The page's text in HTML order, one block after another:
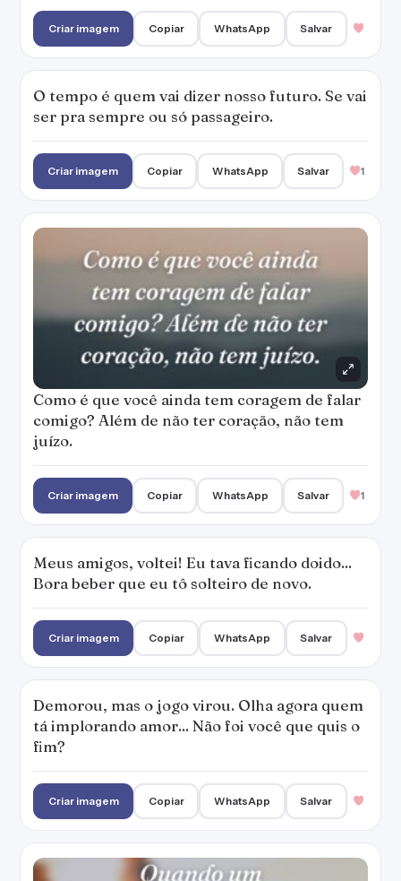
Criar imagem Copiar WhatsApp Salvar
O tempo é quem vai dizer nosso futuro. Se vai
ser pra sempre ou só passageiro.
Criar imagem Copiar WhatsApp Salvar 1
Como é que você ainda tem coragem de falar
comigo? Além de não ter coração, não tem
juízo.
Criar imagem Copiar WhatsApp Salvar 1
Meus amigos, voltei! Eu tava ficando doido...
Bora beber que eu tô solteiro de novo.
Criar imagem Copiar WhatsApp Salvar
Demorou, mas o jogo virou. Olha agora quem
tá implorando amor... Não foi você que quis o
fim?
Criar imagem Copiar WhatsApp Salvar